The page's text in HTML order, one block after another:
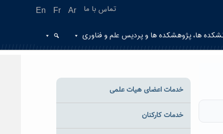
En Fr Ar تماس با ما
ها، پژوهشکده ها و پردیس علم و فناوری
خدمات اعضای هیات علمی
خدمات کارکنان